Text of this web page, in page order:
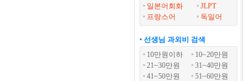
일본어회화
JLPT
프랑스어
독일어
• 선생님 과외비 검색
10만원이하
10~20만원
21~30만원
31~40만원
41~50만원
51~60만원